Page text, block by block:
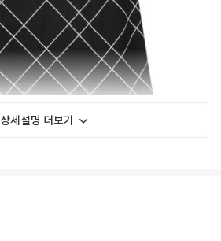
상세설명 더보기